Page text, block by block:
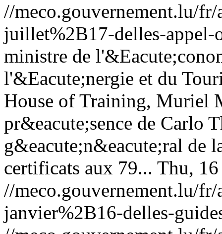
//meco.gouvernement.lu/
juillet%2B17-delles-appel-
ministre de
l'&Eacute;nergie et du
House of Training, Muriel
pr&eacute;sence de Carlo
g&eacute;n&eacute;ral de
certificats aux 79... Thu,
//meco.gouvernement.lu/
janvier%2B16-delles-